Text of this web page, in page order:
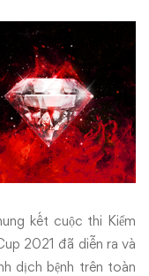
kết cuộc thi Kiểm
2021 đã diễn ra và
dịch bệnh trên toàn